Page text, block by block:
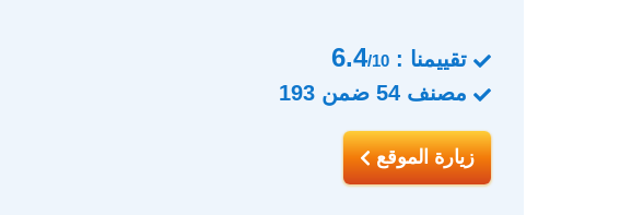
تقييمنا : 6.4/10
مصنف 54 ضمن 193
زيارة الموقع